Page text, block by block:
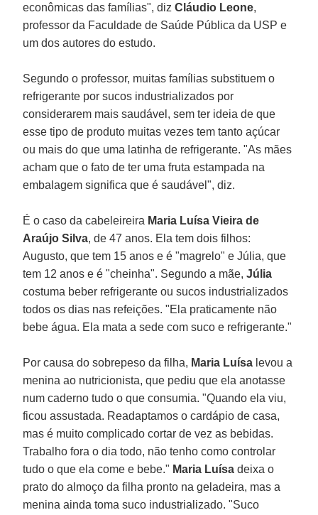
econômicas das famílias", dizCláudio Leone,
professor da Faculdade de Saúde Pública da USP e
um dos autores do estudo.
Segundo o professor, muitas famílias substituem o
refrigerante por sucos industrializados por
considerarem mais saudável, sem ter ideia de que
esse tipo de produto muitas vezes tem tanto açúcar
ou mais do que uma latinha de refrigerante. "As mães
acham que o fato de ter uma fruta estampada na
embalagem significa que é saudável", diz.
É o caso da cabeleireira Maria Luísa Vieira de
Araújo Silva, de 47 anos. Ela tem dois filhos:
Augusto, que tem 15 anos e é "magrelo" e Júlia, que
tem 12 anos e é "cheinha". Segundo a mãe,Júlia
costuma beber refrigerante ou sucos industrializados
todos os dias nas refeições. "Ela praticamente não
bebe água. Ela mata a sede com suco e refrigerante."
Por causa do sobrepeso da filha, Maria Luísa levou a
menina ao nutricionista, que pediu que ela anotasse
num caderno tudo o que consumia. "Quando ela viu,
ficou assustada. Readaptamos o cardápio de casa,
mas é muito complicado cortar de vez as bebidas.
Trabalho fora o dia todo, não tenho como controlar
tudo o que ela come e bebe." Maria Luísa deixa o
prato do almoço da filha pronto na geladeira, mas a
menina ainda toma suco industrializado. "Suco